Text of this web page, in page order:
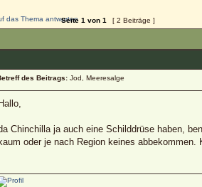
Seite 1 von 1 [ 2 Beiträge ]
des Beitrags:Jod, Meeresalge
Chinchilla ja auch eine Schilddrüse haben,
oder je nach Region keines abbekommen.